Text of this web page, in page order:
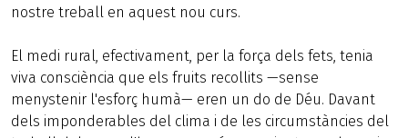
nostre treball en aquest nou curs.
El medi rural, efectivament, per la força dels fets, tenia
viva consciència que els fruits recollits —sense
menystenir l'esforç humà— eren un do de Déu. Davant
dels imponderables del clima i de les circumstàncies del